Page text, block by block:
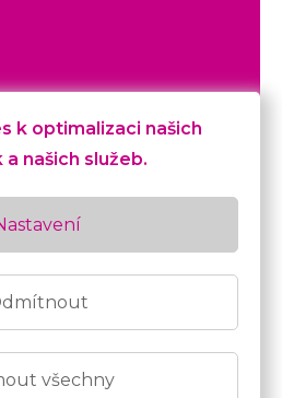
úřad Jihočeského kraje
PhDr. Monika
Lexová Ph.D., David
PR), Pavel Dolejší,
BcA. Pavel Černý,
k optimalizaci našich
našich služeb.
všechny